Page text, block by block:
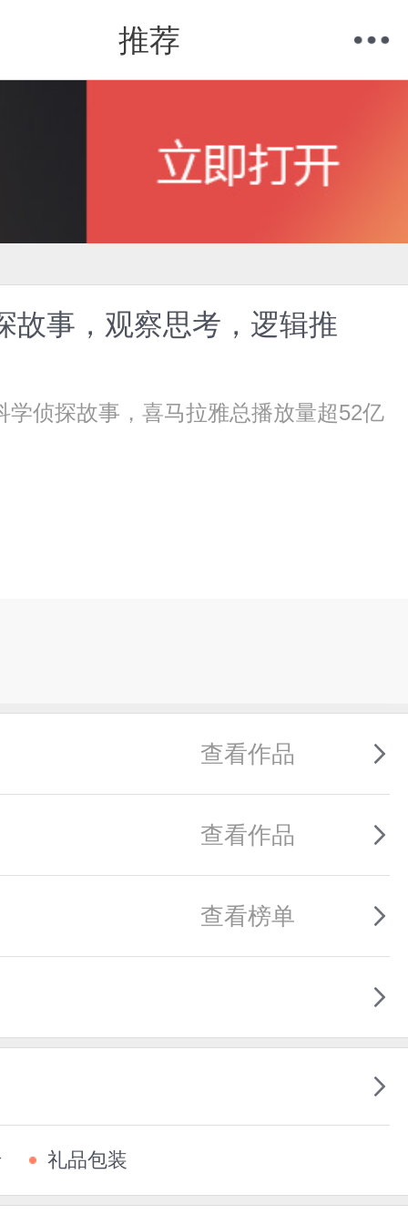
推荐
我的当当
故事，观察思考，逻辑推
侦探故事，喜马拉雅总播放量超52亿
查看作品
查看作品
查看榜单
礼品包装